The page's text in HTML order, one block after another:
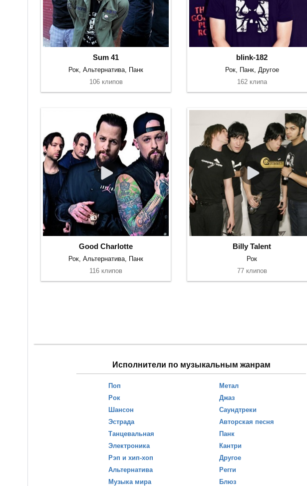
Sum 41
Рок, Альтернатива, Панк
106 клипов
blink-182
Рок, Панк, Другое
162 клипа
Good Charlotte
Рок, Альтернатива, Панк
116 клипов
Billy Talent
Рок
77 клипов
Исполнители по музыкальным жанрам
Поп
Рок
Шансон
Эстрада
Танцевальная
Электроника
Рэп и хип-хоп
Альтернатива
Музыка мира
Метал
Джаз
Саундтреки
Авторская песня
Панк
Кантри
Другое
Регги
Блюз